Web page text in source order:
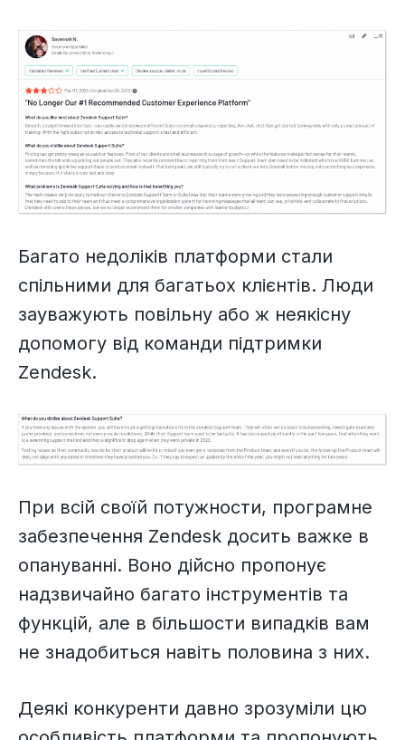
Багато недоліків платформи стали
спільними для багатьох клієнтів. Люди
зауважують повільну або ж неякісну
допомогу від команди підтримки
Zendesk.
При всій своїй потужности, програмне
забезпечення Zendesk досить важке в
опануванні. Воно дійсно пропонує
надзвичайно багато інструментів та
функцій, але в більшости випадків вам
не знадобиться навіть половина з них.
Деякі конкуренти давно зрозуміли цю